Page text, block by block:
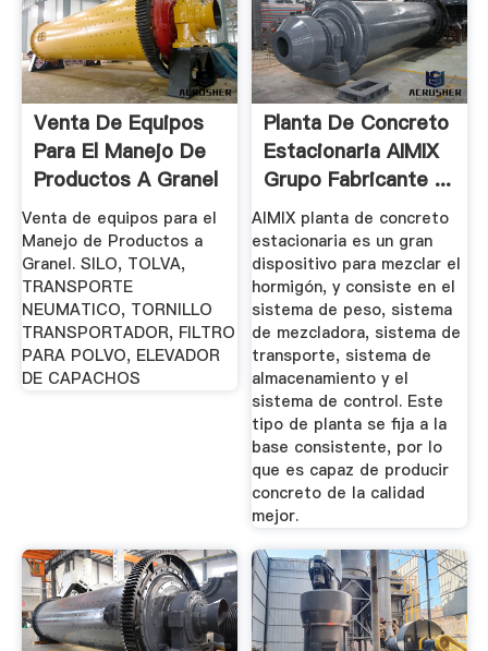
Venta De Equipos
Para El Manejo De
Productos A Granel
...
Venta de equipos para el
Manejo de Productos a
Granel. SILO, TOLVA,
TRANSPORTE
NEUMATICO, TORNILLO
TRANSPORTADOR, FILTRO
PARA POLVO, ELEVADOR
DE CAPACHOS
Planta De Concreto
Estacionaria AIMIX
Grupo Fabricante ...
AIMIX planta de concreto
estacionaria es un gran
dispositivo para mezclar el
hormigón, y consiste en el
sistema de peso, sistema
de mezcladora, sistema de
transporte, sistema de
almacenamiento y el
sistema de control. Este
tipo de planta se fija a la
base consistente, por lo
que es capaz de producir
concreto de la calidad
mejor.